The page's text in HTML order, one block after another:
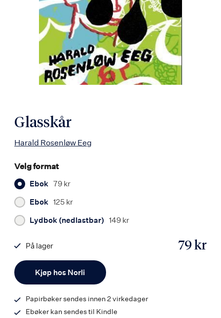
Glasskår
Harald Rosenløw Eeg
Velg format
Ebok 79 kr
Ebok 125 kr
Lydbok (nedlastbar) 149 kr
Kjøp hos Norli
79 kr
På lager
9788203252303
Papirbøker sendes innen 2 virkedager
Ebøker kan sendes til Kindle